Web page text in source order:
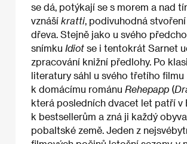
se dá, potýkají se s morem a nad
vznáší kratti , podivuhodná
dřeva. Stejně jako u svého
snímku Idiot se i tentokrát Sarnet
zpracování knižní předlohy. Po
literatury sáhl u svého třetího filmu
k domácímu románu Rehepapp (
která posledních dvacet let patří v
k bestsellerům a zná ji každý
pobaltské země. Jeden z